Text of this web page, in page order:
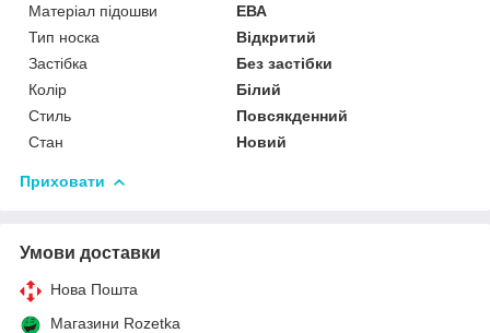
Матеріал підошви
ЕВА
Тип носка
Відкритий
Застібка
Без застібки
Колір
Білий
Стиль
Повсякденний
Стан
Новий
Приховати
Умови доставки
Нова Пошта
Магазини Rozetka